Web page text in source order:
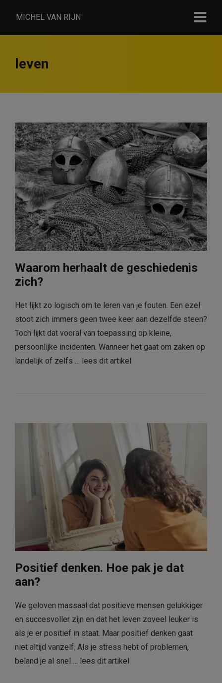
MICHEL VAN RIJN
leven
Waarom herhaalt de geschiedenis
zich?
Het lijkt zo logisch om te leren van je fouten. Een ezel
stoot zich immers geen twee keer aan dezelfde steen?
Toch lijkt dat vooral van toepassing op kleine,
persoonlijke incidenten. Wanneer het gaat om zaken op
landelijk of zelfs … lees dit artikel
Positief denken. Hoe pak je dat
aan?
We geloven massaal dat positieve mensen gelukkiger
en succesvoller zijn en dat het leven zoveel leuker is
als je er positief in staat. Maar positief denken gaat
niet altijd vanzelf. Als je stress hebt of problemen,
beland je al snel … lees dit artikel